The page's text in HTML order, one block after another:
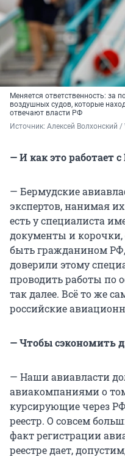
Меняется ответственность: за
воздушных судов, которые
отвечают власти РФ
Источник: Алексей Волхонский /
— И как это работает с
— Бермудские
экспертов, нанимая
есть у специалиста
документы и
быть гражданином
доверили этому
проводить работы по
так далее. Всё то же
российские
— Чтобы сэкономить
— Наши авиавласти
авиакомпаниями о
курсирующие через
реестр. О совсем
факт регистрации
реестре дает,